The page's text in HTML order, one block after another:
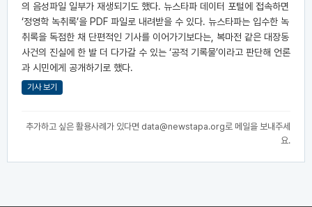
의 음성파일 일부가 재생되기도 했다. 뉴스타파 데이터 포털에 접속하면
‘정영학 녹취록’을 PDF 파일로 내려받을 수 있다. 뉴스타파는 입수한 녹
취록을 독점한 채 단편적인 기사를 이어가기보다는, 복마전 같은 대장동
사건의 진실에 한 발 더 다가갈 수 있는 ‘공적 기록물’이라고 판단해 언론
과 시민에게 공개하기로 했다.
기사 보기
추가하고 싶은 활용사례가 있다면 data@newstapa.org로 메일을 보내주세
요.